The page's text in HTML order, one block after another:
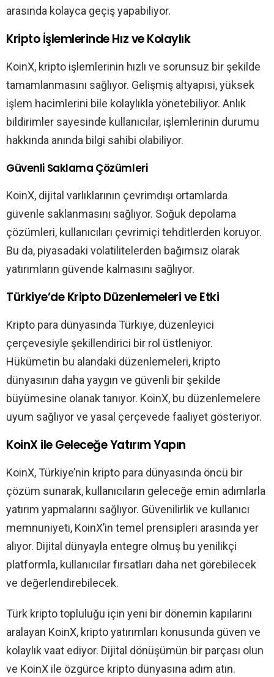
arasında kolayca geçiş yapabiliyor.
Kripto İşlemlerinde Hız ve Kolaylık
KoinX, kripto işlemlerinin hızlı ve sorunsuz bir şekilde
tamamlanmasını sağlıyor. Gelişmiş altyapısi, yüksek
işlem hacimlerini bile kolaylıkla yönetebiliyor. Anlık
bildirimler sayesinde kullanıcılar, işlemlerinin durumu
hakkında anında bilgi sahibi olabiliyor.
Güvenli Saklama Çözümleri
KoinX, dijital varlıklarının çevrimdışı ortamlarda
güvenle saklanmasını sağlıyor. Soğuk depolama
çözümleri, kullanıcıları çevrimiçi tehditlerden koruyor.
Bu da, piyasadaki volatilitelerden bağımsız olarak
yatırımların güvende kalmasını sağlıyor.
Türkiye’de Kripto Düzenlemeleri ve Etki
Kripto para dünyasında Türkiye, düzenleyici
çerçevesiyle şekillendirici bir rol üstleniyor.
Hükümetin bu alandaki düzenlemeleri, kripto
dünyasının daha yaygın ve güvenli bir şekilde
büyümesine olanak tanıyor. KoinX, bu düzenlemelere
uyum sağlıyor ve yasal çerçevede faaliyet gösteriyor.
KoinX ile Geleceğe Yatırım Yapın
KoinX, Türkiye’nin kripto para dünyasında öncü bir
çözüm sunarak, kullanıcıların geleceğe emin adımlarla
yatırım yapmalarını sağlıyor. Güvenilirlik ve kullanıcı
memnuniyeti, KoinX’in temel prensipleri arasında yer
alıyor. Dijital dünyayla entegre olmuş bu yenilikçi
platformla, kullanıcılar fırsatları daha net görebilecek
ve değerlendirebilecek.
Türk kripto topluluğu için yeni bir dönemin kapılarını
aralayan KoinX, kripto yatırımları konusunda güven ve
kolaylık vaat ediyor. Dijital dönüşümün bir parçası olun
ve KoinX ile özgürce kripto dünyasına adım atın.